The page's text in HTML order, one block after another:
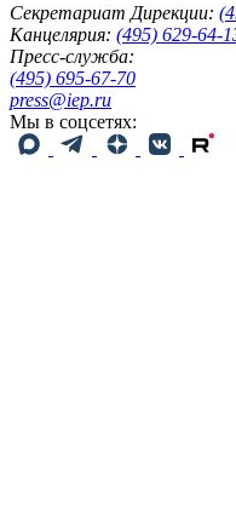
Секретариат Дирекции:
Канцелярия: (495) 629-64-
Пресс-служба:
(495) 695-67-70
press@iep.ru
Мы в соцсетях: